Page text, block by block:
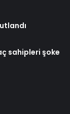
sahipleri şoke